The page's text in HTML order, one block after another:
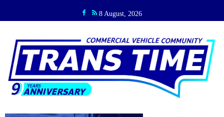
8 August, 2026